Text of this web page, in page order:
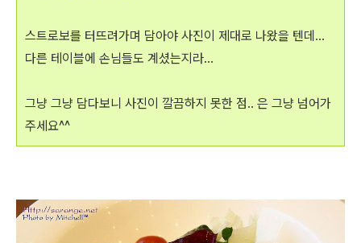
스트로보를 터뜨려가며 담아야 사진이 제대로 나왔을 텐데...
다른 테이블에 손님들도 계셨는지라...
그냥 그냥 담다보니 사진이 깔끔하지 못한 점.. 은 그냥 넘어가
주세요^^